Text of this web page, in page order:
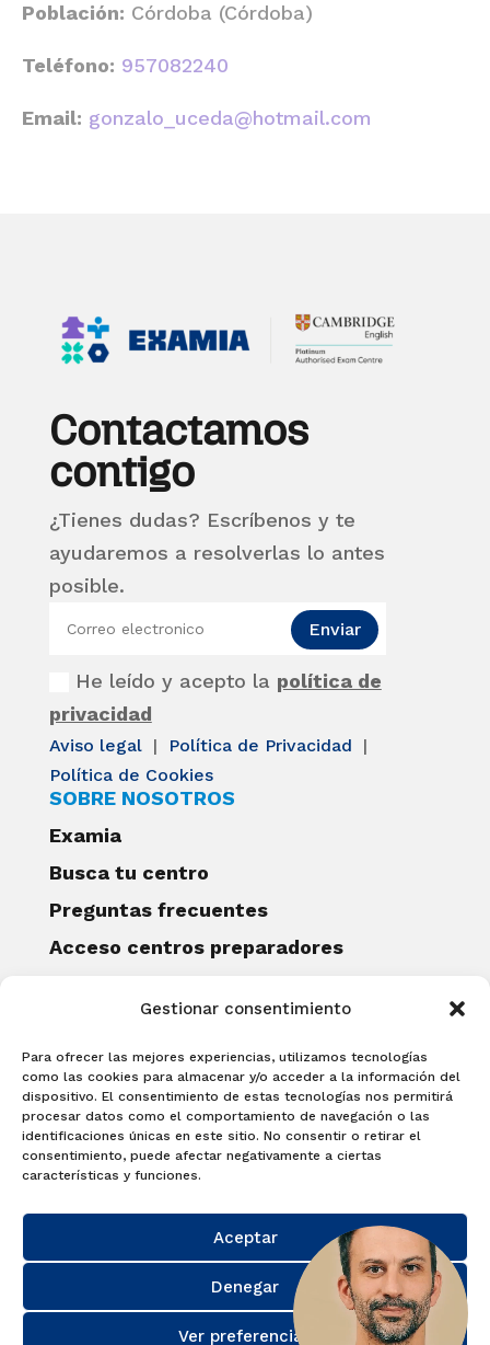
Gestionar consentimiento
Para ofrecer las mejores experiencias, utilizamos tecnologías
como las cookies para almacenar y/o acceder a la información del
dispositivo. El consentimiento de estas tecnologías nos permitirá
procesar datos como el comportamiento de navegación o las
identificaciones únicas en este sitio. No consentir o retirar el
consentimiento, puede afectar negativamente a ciertas
características y funciones.
Aceptar
Denegar
Ver preferencias
Población: Córdoba (Córdoba)
Teléfono: 957082240
Email: gonzalo_uceda@hotmail.com
Contactamos
contigo
¿Tienes dudas? Escríbenos y te
ayudaremos a resolverlas lo antes
posible.
He leído y acepto la política de
privacidad
Enviar
Aviso legal | Política de Privacidad
|
Política de Cookies
SOBRE NOSOTROS
Examia
Busca tu centro
Preguntas frecuentes
Acceso centros preparadores
Becas Examia
Contacto
CERTIFICACIONES
Linguaskill
Cambridge English Qualifications
EXAMÍNATE
Matricúlate con nosotros y obtén tu